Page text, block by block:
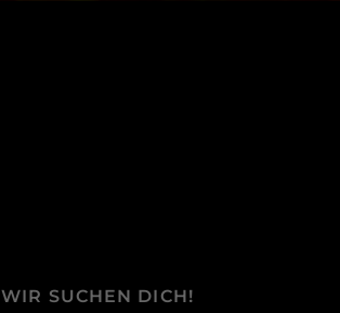
WIR SUCHEN DICH!